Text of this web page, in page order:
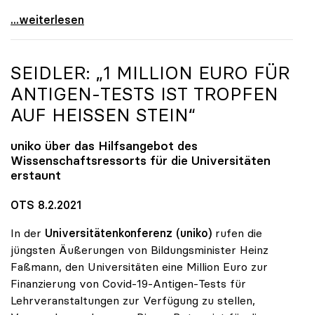
uniko-Vize Vitouch zu 16 ECTS-Punkten: „Kleinste
...weiterlesen
SEIDLER: „1 MILLION EURO FÜR
ANTIGEN-TESTS IST TROPFEN
AUF HEISSEN STEIN“
uniko über das Hilfsangebot des
Wissenschaftsressorts für die Universitäten
erstaunt
OTS 8.2.2021
In der Universitätenkonferenz (uniko) rufen die
jüngsten Äußerungen von Bildungsminister Heinz
Faßmann, den Universitäten eine Million Euro zur
Finanzierung von Covid-19-Antigen-Tests für
Lehrveranstaltungen zur Verfügung zu stellen,